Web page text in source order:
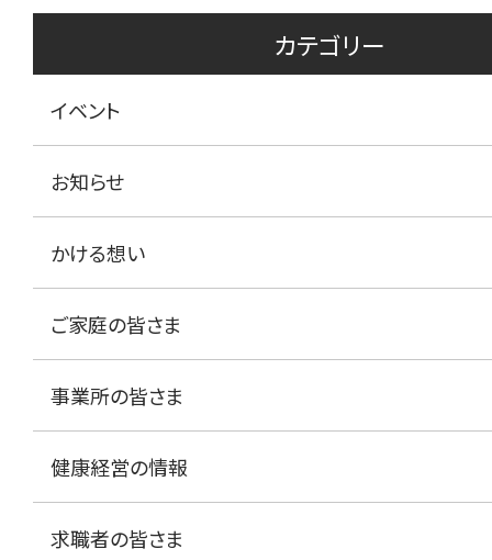
カテゴリー
イベント
お知らせ
かける想い
ご家庭の皆さま
事業所の皆さま
健康経営の情報
求職者の皆さま